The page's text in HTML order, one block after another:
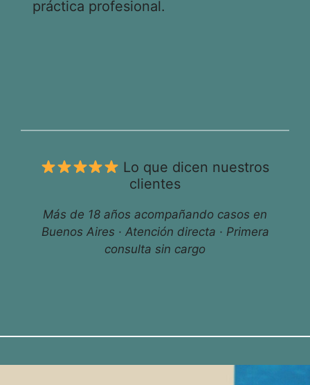
práctica profesional.
Lo que dicen nuestros
clientes
Más de 18 años acompañando casos en
Buenos Aires · Atención directa · Primera
consulta sin cargo